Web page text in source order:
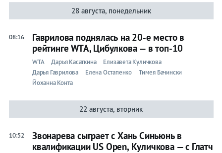
28 августа, понедельник
08:16
Гаврилова поднялась на 20-е место в
рейтинге WTA, Цибулкова — в топ-10
WTA Дарья Касаткина
Елизавета Куличкова
Дарья Гаврилова
Елена Остапенко
Тимея Бачински
Йоханна Конта
22 августа, вторник
10:52
Звонарева сыграет с Хань Синьюнь в
квалификации US Open, Куличкова — с Глатч